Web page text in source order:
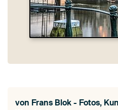
von Frans Blok - Fotos,